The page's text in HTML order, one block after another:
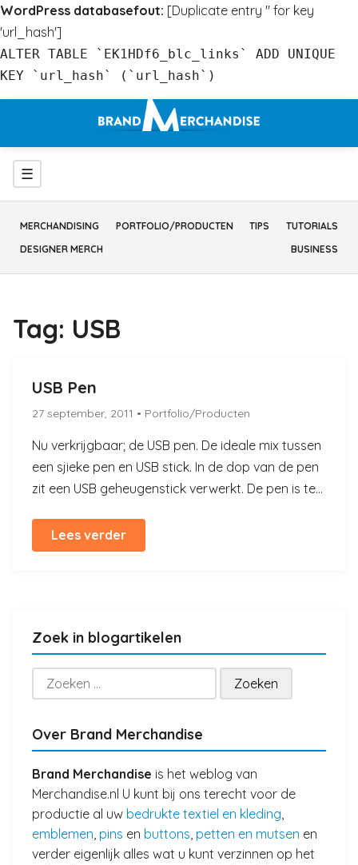
WordPress databasefout: [Duplicate entry '' for key
'url_hash']
ALTER TABLE `EK1HDf6_blc_links` ADD UNIQUE
KEY `url_hash` (`url_hash`)
inhoud
Menu
☰
MERCHANDISING PORTFOLIO/PRODUCTEN TIPS
TUTORIALS
DESIGNER MERCH
BUSINESS
Tag: USB
USB Pen
27 september, 2011 • Portfolio/Producten
Nu verkrijgbaar; de USB pen. De ideale mix tussen
een sjieke pen en USB stick. In de dop van de pen
zit een USB geheugenstick verwerkt. De pen is te...
Lees verder
Zoek in blogartikelen
Zoeken
naar:
Over Brand Merchandise
Brand Merchandise is het weblog van
Merchandise.nl U kunt bij ons terecht voor de
productie al uw bedrukte textiel en kleding,
emblemen, pins en buttons, petten en mutsen en
verder eigenlijk alles wat u kunt verzinnen op het